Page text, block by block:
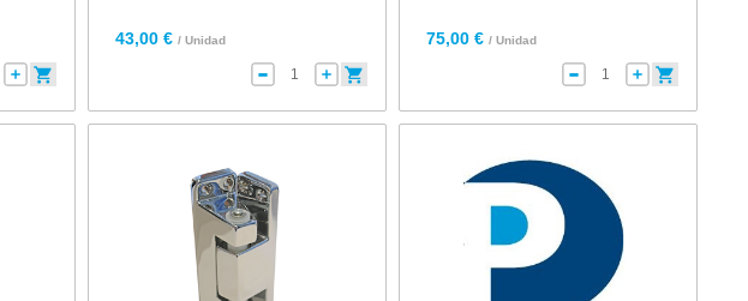
43,00 € / Unidad 75,00 € / Unidad